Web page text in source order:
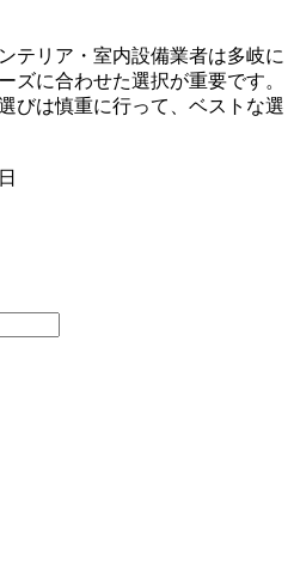
テリア・室内設備業者は多岐に
ズに合わせた選択が重要です。
びは慎重に行って、ベストな選